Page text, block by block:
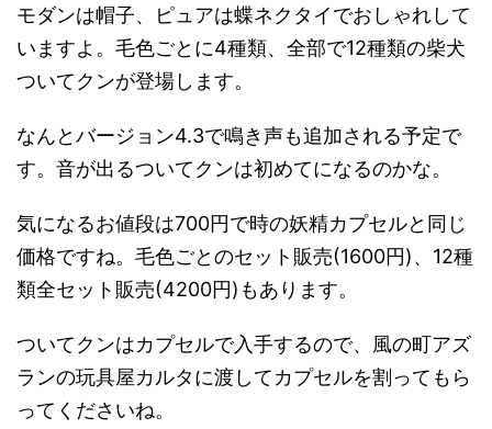
モダンは帽子、ピュアは蝶ネクタイでおしゃれして
いますよ。毛色ごとに4種類、全部で12種類の柴犬
ついてクンが登場します。
なんとバージョン4.3で鳴き声も追加される予定で
す。音が出るついてクンは初めてになるのかな。
気になるお値段は700円で時の妖精カプセルと同じ
価格ですね。毛色ごとのセット販売(1600円)、12種
類全セット販売(4200円)もあります。
ついてクンはカプセルで入手するので、風の町アズ
ランの玩具屋カルタに渡してカプセルを割ってもら
ってくださいね。